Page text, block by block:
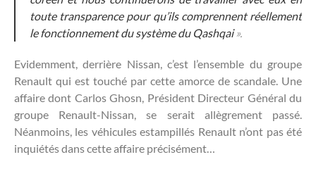
toute transparence pour qu’ils comprennent réellement
le fonctionnement du système du Qashqai».
Evidemment, derrière Nissan, c’est l’ensemble du groupe
Renault qui est touché par cette amorce de scandale. Une
affaire dont Carlos Ghosn, Président Directeur Général du
groupe Renault-Nissan, se serait allègrement passé.
Néanmoins, les véhicules estampillés Renault n’ont pas été
inquiétés dans cette affaire précisément…